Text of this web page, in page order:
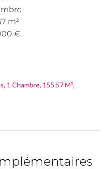
m²
€
1 Chambre, 155.57 M²,